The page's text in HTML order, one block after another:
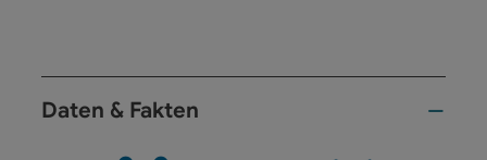
Daten & Fakten